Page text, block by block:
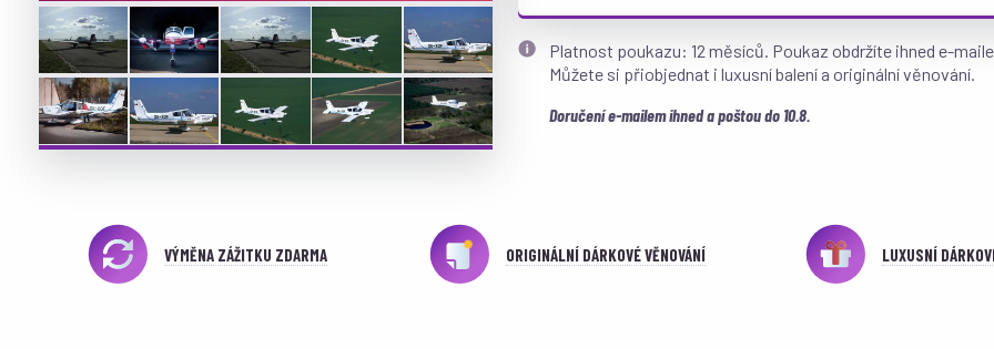
Platnost poukazu: 12 měsíců. Poukaz obdržíte ihned e-
Můžete si přiobjednat i luxusní balení a originální věnování.
Doručení e-mailem ihned a poštou do 10.8.
VÝMĚNA ZÁŽITKU ZDARMA ORIGINÁLNÍ DÁRKOVÉ VĚNOVÁNÍ LUXUSNÍ